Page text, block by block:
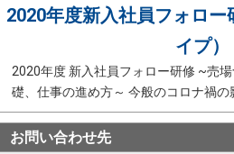
2020年度新入社員フォロー
イプ）
2020年度 新入社員フォロー研修 ~売
礎、仕事の進め方～ 今般のコロナ禍の
お問い合わせ先